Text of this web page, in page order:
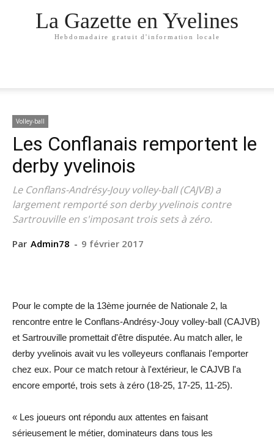
La Gazette en Yvelines
Hebdomadaire gratuit d'information locale
Volley-ball
Les Conflanais remportent le
derby yvelinois
Le Conflans-Andrésy-Jouy volley-ball (CAJVB) a
largement remporté son derby yvelinois contre
Sartrouville en s'imposant trois sets à zéro.
Par Admin78 - 9 février 2017
Pour le compte de la 13ème journée de Nationale 2, la
rencontre entre le Conflans-Andrésy-Jouy volley-ball (CAJVB)
et Sartrouville promettait d'être disputée. Au match aller, le
derby yvelinois avait vu les volleyeurs conflanais l'emporter
chez eux. Pour ce match retour à l'extérieur, le CAJVB l'a
encore emporté, trois sets à zéro (18-25, 17-25, 11-25).
« Les joueurs ont répondu aux attentes en faisant
sérieusement le métier, dominateurs dans tous les